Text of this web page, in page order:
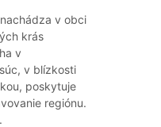
v obci
krás
v
v blízkosti
poskytuje
regiónu.